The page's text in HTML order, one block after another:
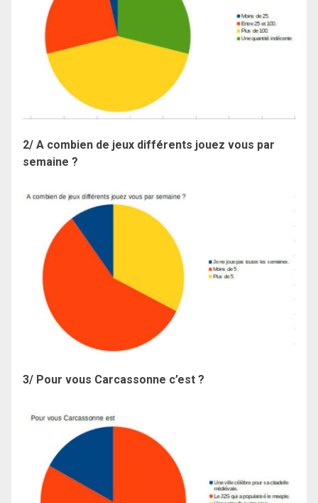
2/ A combien de jeux différents jouez vous par
semaine ?
3/ Pour vous Carcassonne c’est ?